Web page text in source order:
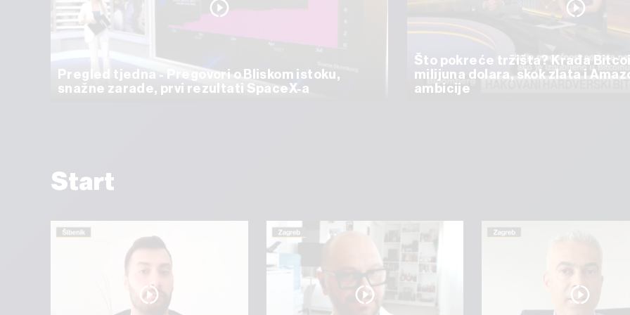
Pregled tjedna - Pregovori o Bliskom istoku,
snažne zarade, prvi rezultati SpaceX-a
Što pokreće tržišta? Krađa
milijuna dolara, skok zlata i
ambicije
Start